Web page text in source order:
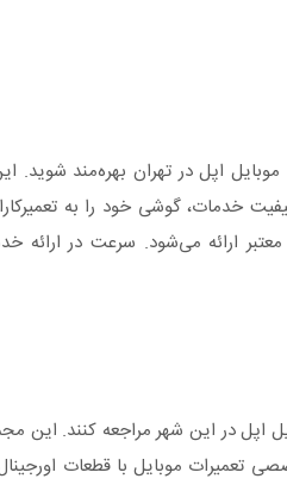
اپل در تهران بهره‌مند شوید. این
خدمات، گوشی خود را به
ارائه می‌شود. سرعت در ارائه
اپل در این شهر مراجعه کنند. این
موبایل با قطعات